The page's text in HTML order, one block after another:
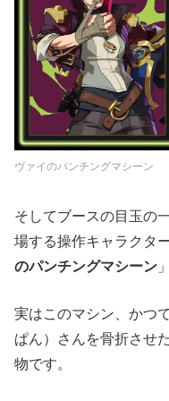
ヴァイのパンチングマシーン
そしてブースの目玉の
場する操作キャラクタ
のパンチングマシーン
実はこのマシン、かつ
ぱん）さんを骨折させ
物です。